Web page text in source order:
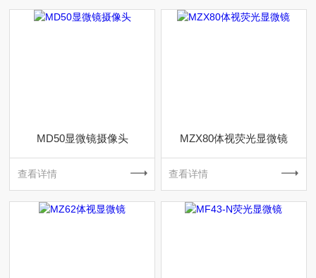
MD50显微镜摄像头
查看详情
MZX80体视荧光显微镜
查看详情